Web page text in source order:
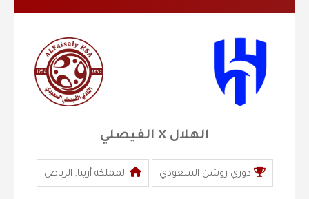
الهلال X الفيصلي
دوري روشن السعودي المملكة أرينا, الرياض